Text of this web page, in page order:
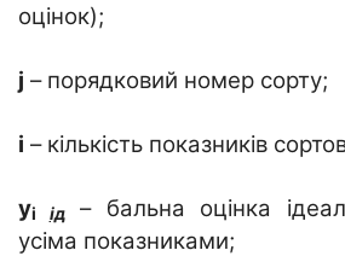
оцінок);
j – порядковий номер сорту;
і – кількість показників
yi ід– бальна оцінка
усіма показниками;